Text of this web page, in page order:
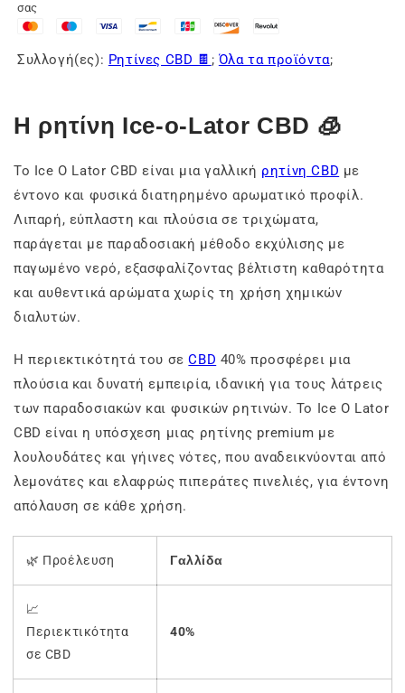
σας
Συλλογή(ες): Ρητίνες CBD 🍫 ; Όλα τα προϊόντα;
Η ρητίνη Ice-o-Lator CBD 🧊
Το Ice O Lator CBD είναι μια γαλλική ρητίνη CBD με
έντονο και φυσικά διατηρημένο αρωματικό προφίλ.
Λιπαρή, εύπλαστη και πλούσια σε τριχώματα,
παράγεται με παραδοσιακή μέθοδο εκχύλισης με
παγωμένο νερό, εξασφαλίζοντας βέλτιστη καθαρότητα
και αυθεντικά αρώματα χωρίς τη χρήση χημικών
διαλυτών.
Η περιεκτικότητά του σεCBD 40% προσφέρει μια
πλούσια και δυνατή εμπειρία, ιδανική για τους λάτρεις
των παραδοσιακών και φυσικών ρητινών. Το Ice O Lator
CBD είναι η υπόσχεση μιας ρητίνης premium με
λουλουδάτες και γήινες νότες, που αναδεικνύονται από
λεμονάτες και ελαφρώς πιπεράτες πινελιές, για έντονη
απόλαυση σε κάθε χρήση.
🌿 Προέλευση Γαλλίδα
📈
Περιεκτικότητα
σε CBD
40%